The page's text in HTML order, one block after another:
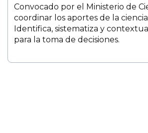
Convocado por el Ministerio de
coordinar los aportes de la
Identifica, sistematiza y
para la toma de decisiones.